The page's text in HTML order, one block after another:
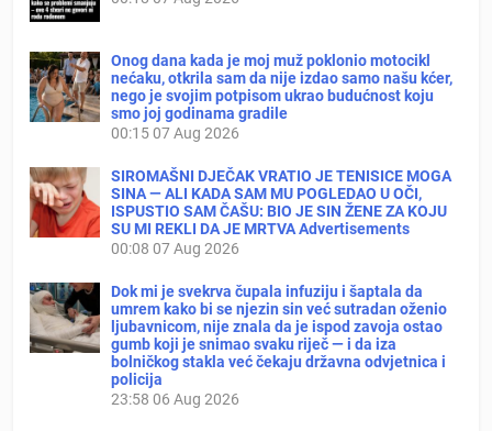
Onog dana kada je moj muž poklonio motocikl
nećaku, otkrila sam da nije izdao samo našu kćer,
nego je svojim potpisom ukrao budućnost koju
smo joj godinama gradile
00:1507 Aug 2026
SIROMAŠNI DJEČAK VRATIO JE TENISICE MOGA
SINA — ALI KADA SAM MU POGLEDAO U OČI,
ISPUSTIO SAM ČAŠU: BIO JE SIN ŽENE ZA KOJU
SU MI REKLI DA JE MRTVA Advertisements
00:08 07 Aug 2026
Dok mi je svekrva čupala infuziju i šaptala da
umrem kako bi se njezin sin već sutradan oženio
ljubavnicom, nije znala da je ispod zavoja ostao
gumb koji je snimao svaku riječ — i da iza
bolničkog stakla već čekaju državna odvjetnica i
policija
23:58 06 Aug 2026